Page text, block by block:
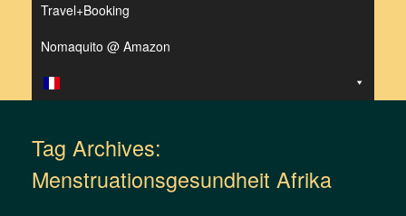
Travel+Booking
Nomaquito @ Amazon
Tag Archives:
Menstruationsgesundheit Afrika